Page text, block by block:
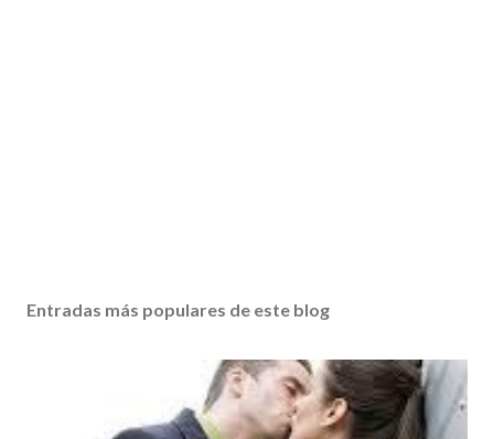
Entradas más populares de este blog